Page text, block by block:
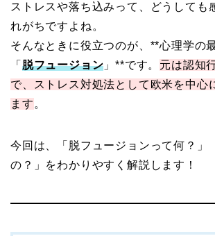
ストレスや落ち込みって、どうしても
れがちですよね。
そんなときに役立つのが、**心理学の
「 脱フュージョン 」**です。 元は認知
で、ストレス対処法として欧米を中心
ます 。
今回は、「脱フュージョンって何？」
の？」をわかりやすく解説します！